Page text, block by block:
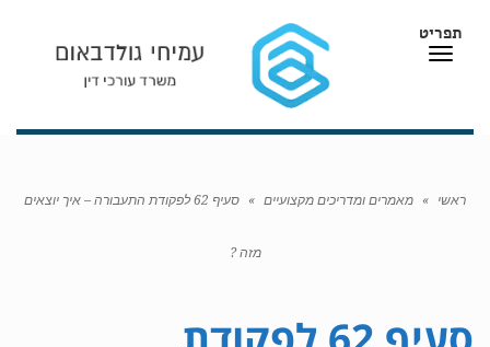
תפריט
תפריט
ראשי » מאמרים ומדריכים מקצועיים » סעיף 62 לפקודת התעבורה – איך יוצאים
מזה ?